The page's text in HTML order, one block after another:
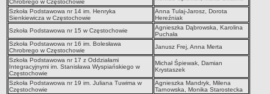
Chrobrego w Częstochowie
Szkoła Podstawowa nr 14 im. Henryka
Sienkiewicza w Częstochowie
Anna Tulaj-Jarosz, Dorota
Hereźniak
Szkoła Podstawowa nr 15 w Częstochowie
Agnieszka Dąbrowska, Karolina
Puchała
Szkoła Podstawowa nr 16 im. Bolesława
Chrobrego w Częstochowie
Janusz Frej, Anna Merta
Szkoła Podstawowa nr 17 z Oddziałami
Integracyjnymi im. Stanisława Wyspiańskiego w
Częstochowie
Michał Śpiewak, Damian
Krystaszek
Szkoła Podstawowa nr 19 im. Juliana Tuwima w
Częstochowie
Agnieszka Mandryk, Milena
Tarnowska, Monika Starostecka